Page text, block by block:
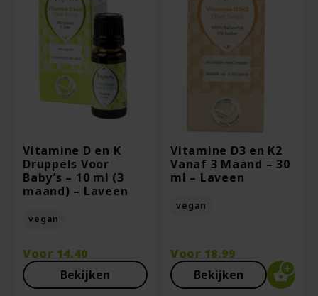
Vitamine D en K
Druppels Voor
Baby’s – 10 ml (3
maand) – Laveen
vegan
Voor 14.40
Bekijken
Vitamine D3 en K2
Vanaf 3 Maand – 30
ml – Laveen
vegan
Voor 18.99
Bekijken